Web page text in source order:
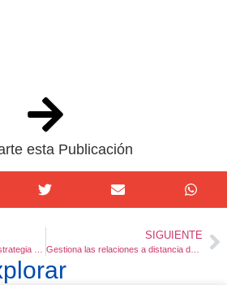
esta Publicación
SIGUIENTE
Gestiona las relaciones a distancia de forma efectiva